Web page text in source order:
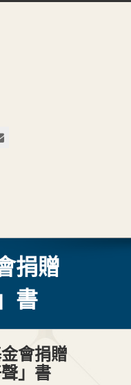
捐贈
書
會捐贈
」書